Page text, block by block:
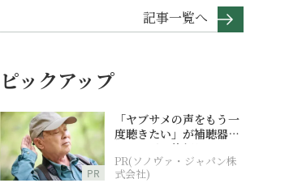
記事一覧へ
ピックアップ
PR
「ヤブサメの声をもう一
度聴きたい」が補聴器チ
ャレンジの後押しに
PR(ソノヴァ・ジャパン株
式会社)